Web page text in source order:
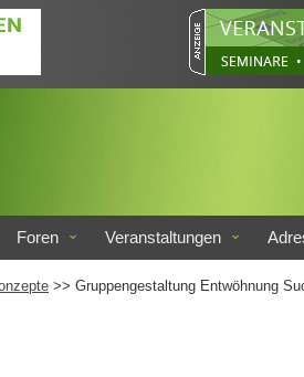
Foren Veranstaltungen
>> Gruppengestaltung Entwöhnung